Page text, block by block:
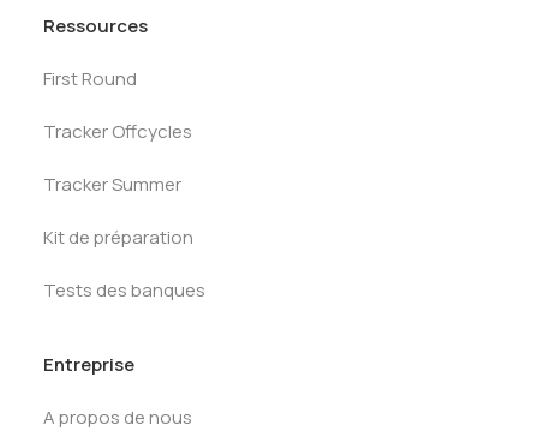
Ressources
First Round
Tracker Offcycles
Tracker Summer
Kit de préparation
Tests des banques
Entreprise
A propos de nous